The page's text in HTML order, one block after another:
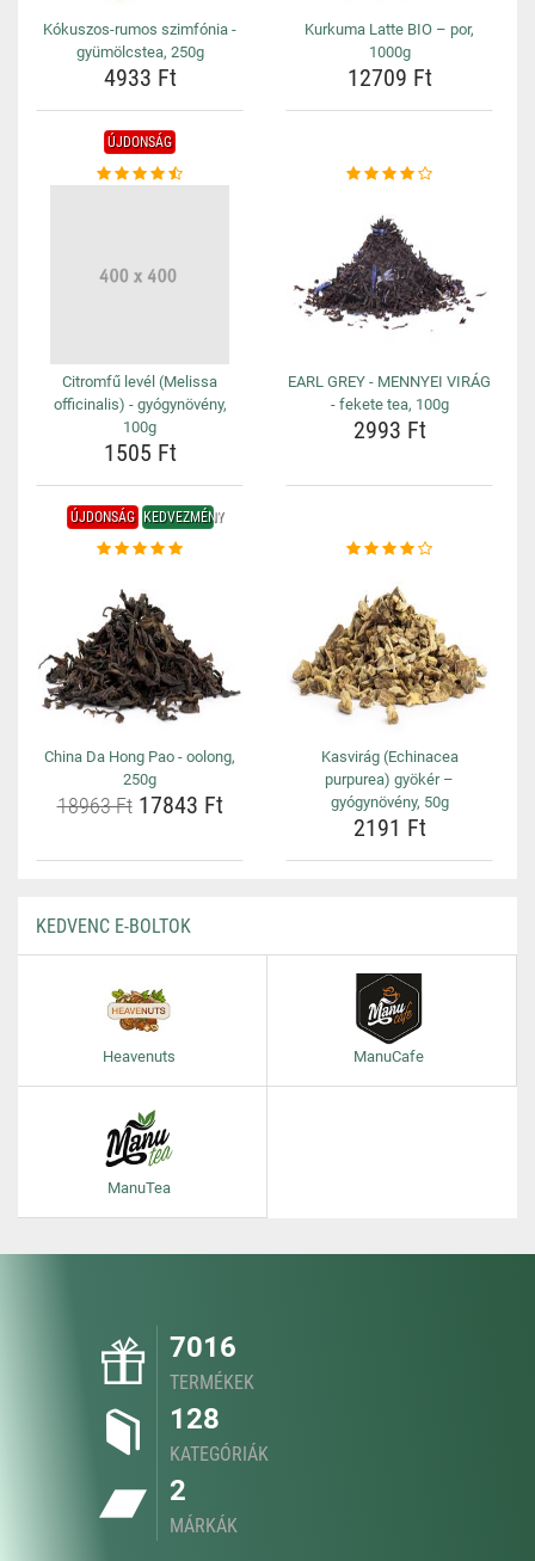
Kókuszos-rumos szimfónia -
gyümölcstea, 250g
4933 Ft
Kurkuma Latte BIO – por,
1000g
12709 Ft
ÚJDONSÁG
Citromfű levél (Melissa
officinalis) - gyógynövény,
100g
1505 Ft
EARL GREY - MENNYEI VIRÁG
- fekete tea, 100g
2993 Ft
ÚJDONSÁG KEDVEZMÉNY
China Da Hong Pao - oolong,
250g
18963 Ft17843 Ft
Kasvirág (Echinacea
purpurea) gyökér –
gyógynövény, 50g
2191 Ft
KEDVENC E-BOLTOK
Heavenuts ManuCafe
ManuTea
7016
TERMÉKEK
128
KATEGÓRIÁK
2
MÁRKÁK